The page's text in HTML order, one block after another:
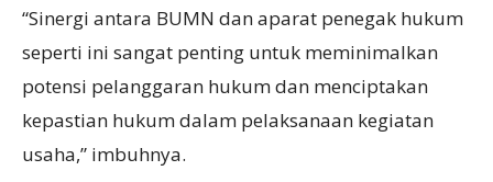
“Sinergi antara BUMN dan aparat penegak hukum
seperti ini sangat penting untuk meminimalkan
potensi pelanggaran hukum dan menciptakan
kepastian hukum dalam pelaksanaan kegiatan
usaha,” imbuhnya.